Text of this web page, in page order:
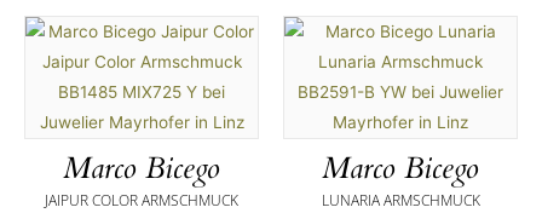
Marco Bicego
JAIPUR COLOR ARMSCHMUCK
Marco Bicego
LUNARIA ARMSCHMUCK